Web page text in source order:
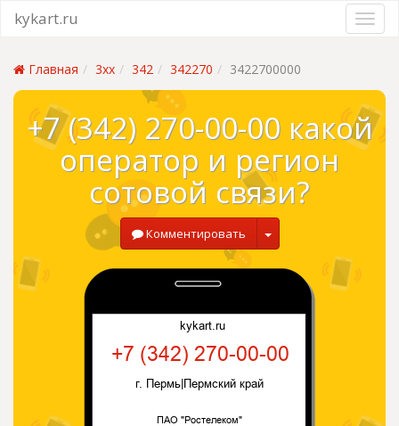
kykart.ru
Главная 3xx 342 342270 3422700000
+7 (342) 270-00-00 какой
оператор и регион
сотовой связи?
Комментировать